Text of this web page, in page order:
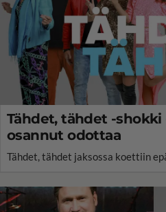
Tähdet, tähdet -shokki
osannut odottaa
Tähdet, tähdet jaksossa koettiin